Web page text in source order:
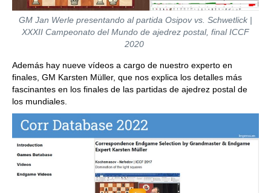
GM Jan Werle presentando al partida Osipov vs. Schwetlick |
XXXII Campeonato del Mundo de ajedrez postal, final ICCF
2020
Además hay nueve vídeos a cargo de nuestro experto en
finales, GM Karsten Müller, que nos explica los detalles más
fascinantes en los finales de las partidas de ajedrez postal de
los mundiales.